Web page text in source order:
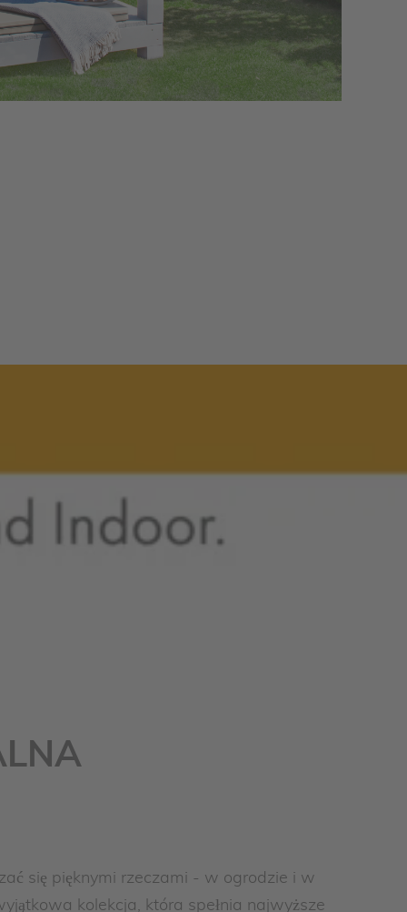
się pięknymi rzeczami - w ogrodzie i w
kolekcja, która spełnia najwyższe